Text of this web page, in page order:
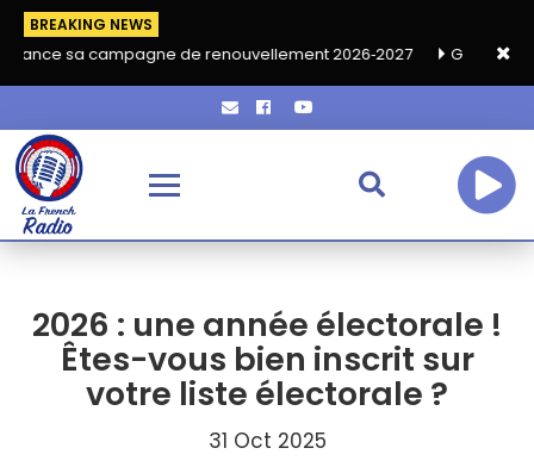
BREAKING NEWS
de renouvellement 2026‑2027 Grand café de
2026 : une année électorale !
Êtes-vous bien inscrit sur
votre liste électorale ?
31 Oct 2025